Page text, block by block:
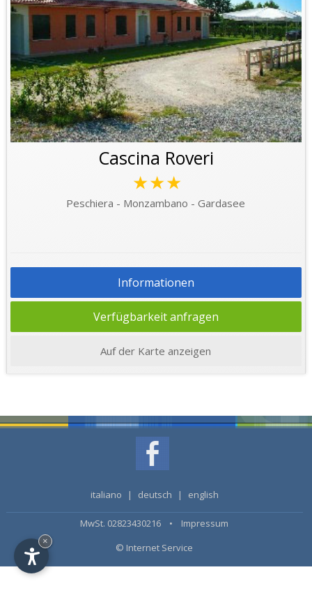
Cascina Roveri
★★★
Peschiera - Monzambano - Gardasee
Informationen
Verfügbarkeit anfragen
Auf der Karte anzeigen
italiano | deutsch | english
MwSt. 02823430216 • Impressum
© Internet Service
×